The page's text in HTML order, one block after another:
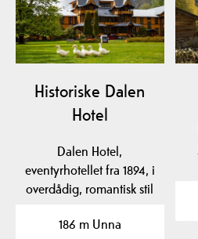
Historiske Dalen
Hotel
Dalen Hotel,
eventyrhotellet fra 1894, i
overdådig, romantisk stil
186 m Unna